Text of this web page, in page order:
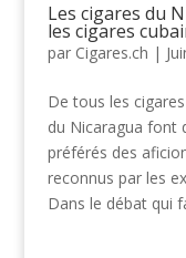
Les cigares du
les cigares
par Cigares.ch |
De tous les
du Nicaragua font
préférés des
reconnus par les
Dans le débat qui